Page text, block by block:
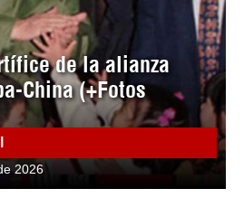
de la alianza
China (+Fotos
2026